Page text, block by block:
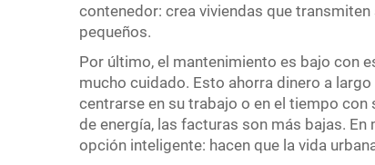
contenedor: crea viviendas que
pequeños.
Por último, el mantenimiento es bajo con
mucho cuidado. Esto ahorra dinero a
centrarse en su trabajo o en el tiempo
de energía, las facturas son más bajas.
opción inteligente: hacen que la vida